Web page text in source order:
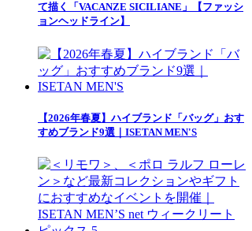
て描く「VACANZE SICILIANE」【ファッシ
ョンヘッドライン】
【2026年春夏】ハイブランド「バッグ」おす
すめブランド9選｜ISETAN MEN'S